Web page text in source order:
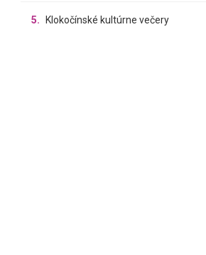
5. Klokočínské kultúrne večery